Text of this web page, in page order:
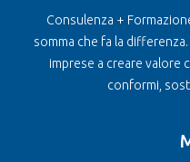
Consulenza +
somma che fa la
imprese a creare valore
conformi,